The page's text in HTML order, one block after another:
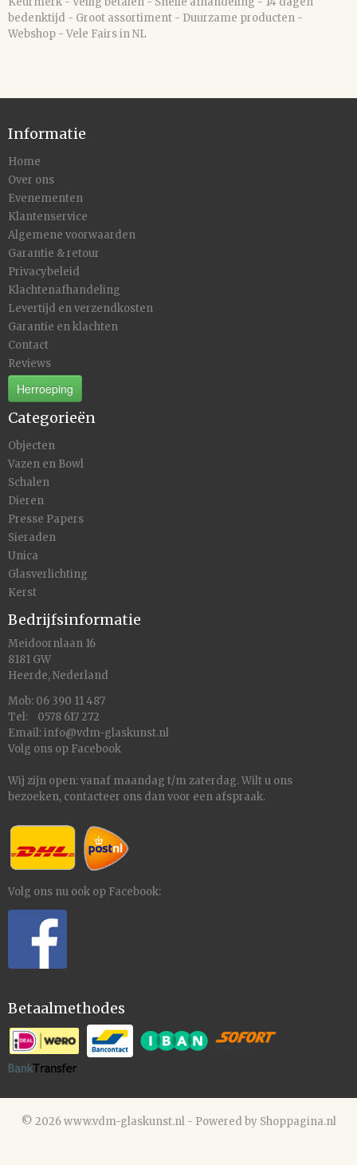
bedenktijd - Groot assortiment - Duurzame producten -
Webshop - Vele Fairs in NL
Informatie
Home
Over ons
Evenementen
Klantenservice
Algemene voorwaarden
Garantie & retour
Privacybeleid
Klachtenafhandeling
Levertijd en verzendkosten
Garantie en klachten
Contact
Reviews
Herroeping
Categorieën
Objecten
Vazen en Bowl
Schalen
Dieren
Presse Papers
Sieraden
Unica
Glasverlichting
Kerst
Bedrijfsinformatie
Meidoornlaan 16
8181 GW
Heerde, Nederland
Mob: 06 390 11 487
Tel: 0578 617 272
Email:info@vdm-glaskunst.nl
Volg ons op Facebook
Wij zijn open: vanaf maandag t/m zaterdag. Wilt u ons
bezoeken, contacteer ons dan voor een afspraak.
Volg ons nu ook op Facebook:
Betaalmethodes
© 2026 www.vdm-glaskunst.nl - Powered by Shoppagina.nl